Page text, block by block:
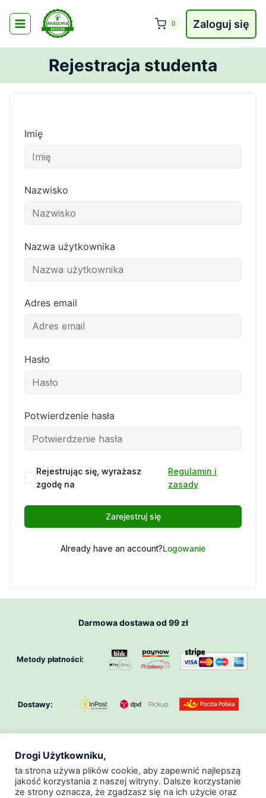
treści
0 Zaloguj się
Rejestracja studenta
Imię
Nazwisko
Nazwa użytkownika
Adres email
Hasło
Potwierdzenie hasła
Rejestrując się, wyrażasz
zgodę na
Regulamin i
zasady
Zarejestruj się
Already have an account?Logowanie
Darmowa dostawa od 99 zł
Metody płatności:
Dostawy:
O Nas Klub GeoZoo
Regulamin
Regulamin Promocji
Polityka Prywatności
Drogi Użytkowniku,
ta strona używa plików cookie, aby zapewnić najlepszą
jakość korzystania z naszej witryny. Dalsze korzystanie
ze strony oznacza, że zgadzasz się na ich użycie oraz